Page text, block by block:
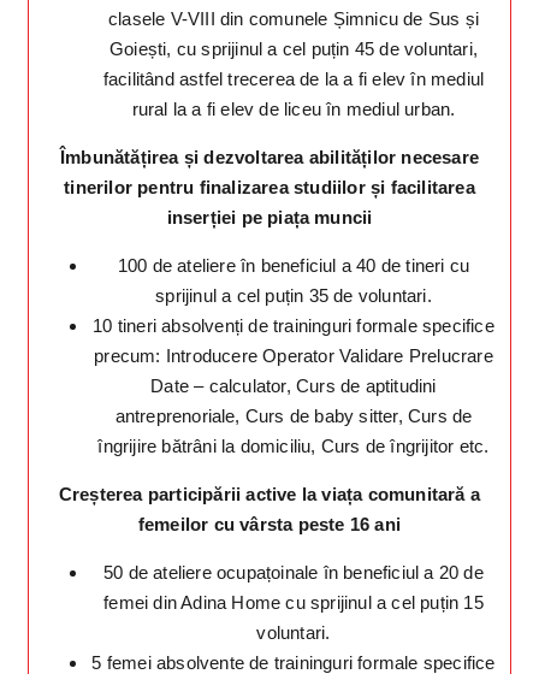
clasele V-VIII din comunele Șimnicu de Sus și
Goiești, cu sprijinul a cel puțin 45 de voluntari,
facilitând astfel trecerea de la a fi elev în mediul
rural la a fi elev de liceu în mediul urban.
Îmbunătățirea și dezvoltarea abilităților necesare
tinerilor pentru finalizarea studiilor și facilitarea
inserției pe piața muncii
100 de ateliere în beneficiul a 40 de tineri cu
sprijinul a cel puțin 35 de voluntari.
10 tineri absolvenți de traininguri formale specifice
precum: Introducere Operator Validare Prelucrare
Date – calculator, Curs de aptitudini
antreprenoriale, Curs de baby sitter, Curs de
îngrijire bătrâni la domiciliu, Curs de îngrijitor etc.
Creșterea participării active la viața comunitară a
femeilor cu vârsta peste 16 ani
50 de ateliere ocupațoinale în beneficiul a 20 de
femei din Adina Home cu sprijinul a cel puțin 15
voluntari.
5 femei absolvente de traininguri formale specifice